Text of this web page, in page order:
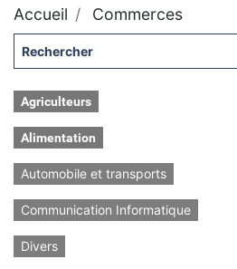
Accueil Commerces
Agriculteurs
Alimentation
Automobile et transports
Communication Informatique
Divers